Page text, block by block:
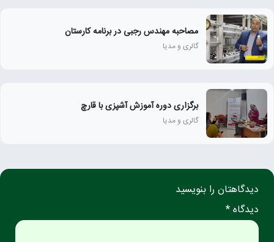
مصاحبه مهندس رجبی در برنامه کارستان
گالری و مدیا
برگزاری دوره آموزش آشپزی با قارچ
گالری و مدیا
دیدگاهتان را بنویسید
دیدگاه *